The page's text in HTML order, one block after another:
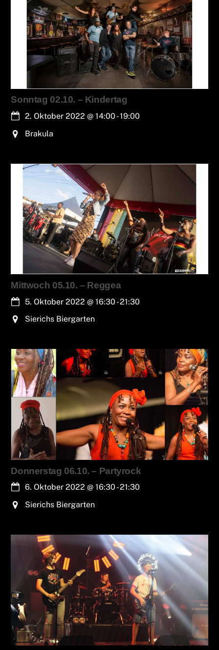
Sonntag 02.10. – Kindertag
2. Oktober 2022 @14:00 -19:00
Brakula
Mittwoch 05.10. – Reggea
5. Oktober 2022 @16:30 -21:30
Sierichs Biergarten
Donnerstag 06.10. – Partyrock
6. Oktober 2022 @16:30 -21:30
Sierichs Biergarten